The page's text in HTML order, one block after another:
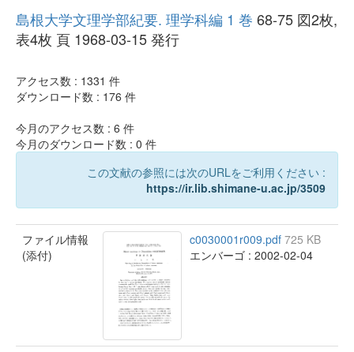
島根大学文理学部紀要. 理学科編 1 巻 68-75 図2枚,
表4枚 頁 1968-03-15 発行
アクセス数 : 1331 件
ダウンロード数 : 176 件
今月のアクセス数 : 6 件
今月のダウンロード数 : 0 件
この文献の参照には次のURLをご利用ください :
https://ir.lib.shimane-u.ac.jp/3509
ファイル情報
(添付)
c0030001r009.pdf 725 KB
エンバーゴ : 2002-02-04